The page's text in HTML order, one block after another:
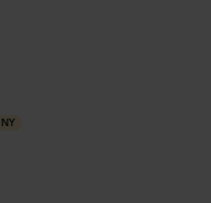
NY